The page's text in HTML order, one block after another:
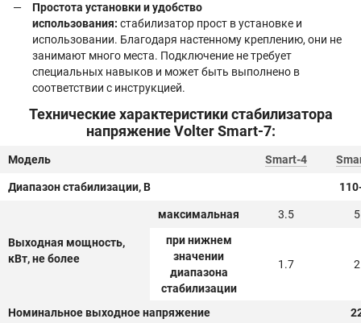
Простота установки и удобство
использования: стабилизатор прост в установке и
использовании. Благодаря настенному креплению, они не
занимают много места. Подключение не требует
специальных навыков и может быть выполнено в
соответствии с инструкцией.
Технические характеристики стабилизатора
напряжение Volter Smart-7:
Модель Smart-4
Диапазон стабилизации, В
Выходная мощность,
кВт, не более
максимальная 3.5
при нижнем
значении
диапазона
стабилизации
1.7
Номинальное выходное напряжение